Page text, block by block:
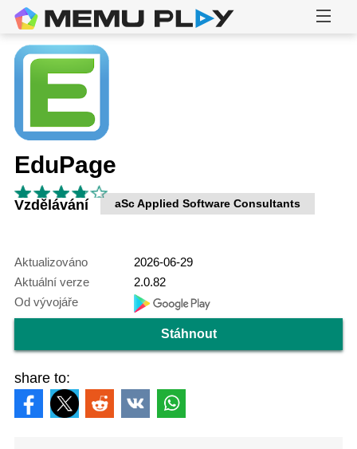
EduPage
Vzdělávání aSc Applied Software Consultants
Aktualizováno
2026-06-29
Aktuální verze
2.0.82
Od vývojáře
Stáhnout
share to: